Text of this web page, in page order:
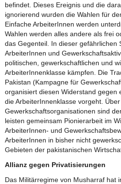
befindet. Dieses Ereignis und die
ignorierend wurden die Wahlen für
Einfache ArbeiterInnen werden
Wahlen werden alles andere als frei
das Gegenteil. In dieser gefährlichen
ArbeiterInnen und
politischen, gewerkschaftlichen und
ArbeiterInnenklasse kämpfen. Die
Pakistan (Kampagne für
organisiert diesen Widerstand gegen
die ArbeiterInnenklasse vorgeht.
Gewerkschaftsorganisationen sind
leisten gemeinsam Pionierarbeit im
ArbeiterInnen- und
ArbeiterInnen in bisher nicht
Gebieten der pakistanischen
Allianz gegen Privatisierungen
Das Militärregime von Musharraf hat